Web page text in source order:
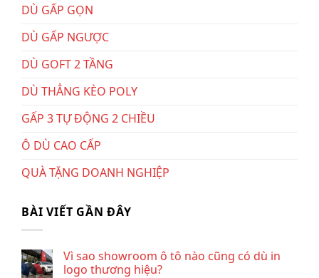
DÙ GẤP GỌN
DÙ GẤP NGƯỢC
DÙ GOFT 2 TẦNG
DÙ THẲNG KÈO POLY
GẤP 3 TỰ ĐỘNG 2 CHIỀU
Ô DÙ CAO CẤP
QUÀ TẶNG DOANH NGHIỆP
BÀI VIẾT GẦN ĐÂY
Vì sao showroom ô tô nào cũng có dù in
logo thương hiệu?